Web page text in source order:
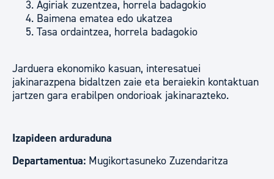
Agiriak zuzentzea, horrela badagokio
Baimena ematea edo ukatzea
Tasa ordaintzea, horrela badagokio
Jarduera ekonomiko kasuan, interesatuei
jakinarazpena bidaltzen zaie eta beraiekin kontaktuan
jartzen gara erabilpen ondorioak jakinarazteko.
Izapideen arduraduna
Departamentua: Mugikortasuneko Zuzendaritza